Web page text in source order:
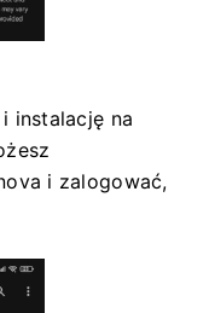
instalację na
i zalogować,